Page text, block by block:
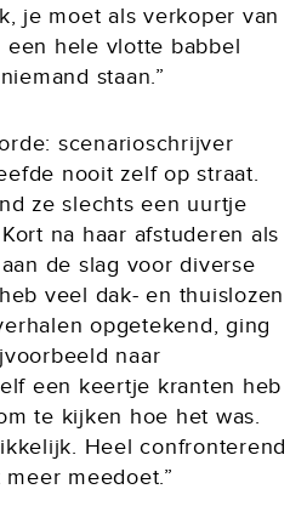
je moet als verkoper van
hele vlotte babbel
staan.”
scenarioschrijver
nooit zelf op straat.
ze slechts een uurtje
na haar afstuderen als
de slag voor diverse
veel dak- en thuislozen
opgetekend, ging
naar
een keertje kranten heb
te kijken hoe het was.
Heel confronterend
meedoet.”